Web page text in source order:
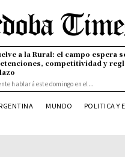
a la Rural: el campo espera
competitividad y
hablará este domingo en el...
MUNDO POLITICA Y